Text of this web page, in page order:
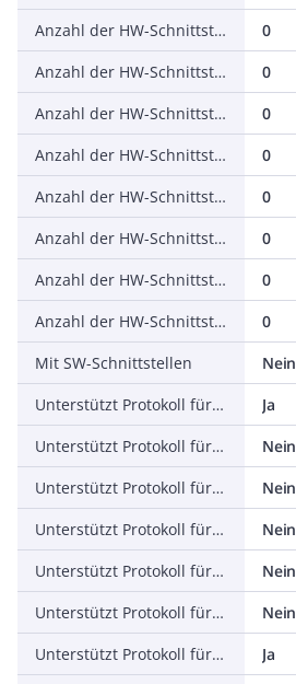
Anzahl der HW-Schnittstellen seriell RS-232
0
Anzahl der HW-Schnittstellen seriell RS-422
0
Anzahl der HW-Schnittstellen seriell RS-485
0
Anzahl der HW-Schnittstellen seriell TTY
0
Anzahl der HW-Schnittstellen USB
0
Anzahl der HW-Schnittstellen parallel
0
Anzahl der HW-Schnittstellen Wireless
0
Anzahl der HW-Schnittstellen sonstige
0
Mit SW-Schnittstellen
Nein
Unterstützt Protokoll für TCP/IP
Ja
Unterstützt Protokoll für PROFIBUS
Nein
Unterstützt Protokoll für CAN
Nein
Unterstützt Protokoll für INTERBUS
Nein
Unterstützt Protokoll für ASI
Nein
Unterstützt Protokoll für KNX
Nein
Unterstützt Protokoll für Modbus
Ja